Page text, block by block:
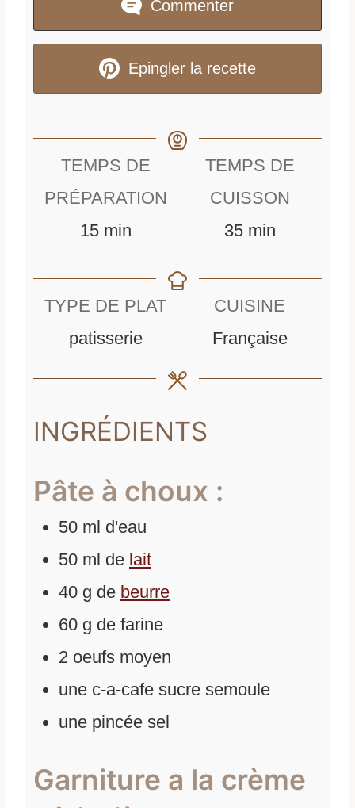
Commenter
Epingler la recette
TEMPS DE
PRÉPARATION
15m
n
s
min
TEMPS DE
CUISSON
35m
n
min
TYPE DE PLAT
patisserie
CUISINE
Française
INGRÉDIENTS
Pâte à choux :
50 ml d'eau
50 ml de lait
40 g de beurre
60 g de farine
2 oeufs moyen
une c-a-cafe sucre semoule
une pincée sel
Garniture a la crème